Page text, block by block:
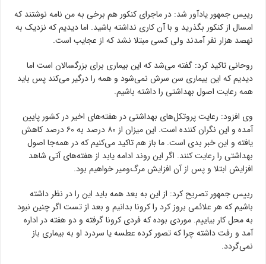
رییس جمهور یادآور شد: در ماجرای کنکور هم برخی به من نامه نوشتند که
امسال از کنکور بگذرید و با آن کاری نداشته باشید. اما دیدیم که نزدیک به
نهصد هزار نفر آمدند ولی کسی مبتلا نشد که از عجایب است.
روحانی تاکید کرد: گفته می‌شد که این بیماری برای بزرگسالان است اما
دیدیم که این بیماری سن سرش نمی‌شود و همه را درگیر می‌کند پس باید
همه رعایت اصول بهداشتی را داشته باشیم.
وی افزود: رعایت پروتکل‌های بهداشتی در هفته‌های اخیر در کشور پایین
آمده و این نگران کننده است. این میزان از ۸۰ درصد به ۶۰ درصد کاهش
یافته و این خبر بدی است. ما باز هم تاکید می‌کنیم که در همه‌جا اصول
بهداشتی را رعایت کنند. اگر این روند ادامه یابد از هفته‌های آتی شاهد
افزایش ابتلا و پس از آن افزایش مرگ‌ومیر خواهیم بود.
رییس جمهور تصریح کرد: از این به بعد همه باید این را در نظر داشته
باشیم که هر علائمی بروز کرد را کرونا بدانیم و بعد از تست اگر چنین نبود
به محل کار بیاییم. موردی بوده که فردی کرونا گرفته و دو هفته در اداره
آمد و رفت داشته چرا که تصور کرده عطسه یا سردرد او به بیماری باز
نمی‌گردد.